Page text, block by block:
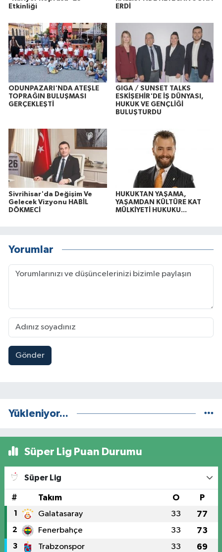
Etkinliği
ERDİ
ODUNPAZARI'NDA ATEŞLE
TOPRAĞIN BULUŞMASI
GERÇEKLEŞTİ
GIGA / SUNSET TALKS
ESKİŞEHİR'DE İŞ DÜNYASI,
HUKUK VE GENÇLİĞİ
BULUŞTURDU
Sivrihisar'da Değişim Ve
Gelecek Vizyonu HABİL
DÖKMECİ
HUKUKTAN YAŞAMA,
YAŞAMDAN KÜLTÜRE KAT
MÜLKİYETİ HUKUKU...
Yorumlar
Gönder
Yükleniyor...
Süper Lig Puan Durumu
Süper Lig
# Takım O P
1 Galatasaray 33 77
2 Fenerbahçe 33 73
3 Trabzonspor 33 69